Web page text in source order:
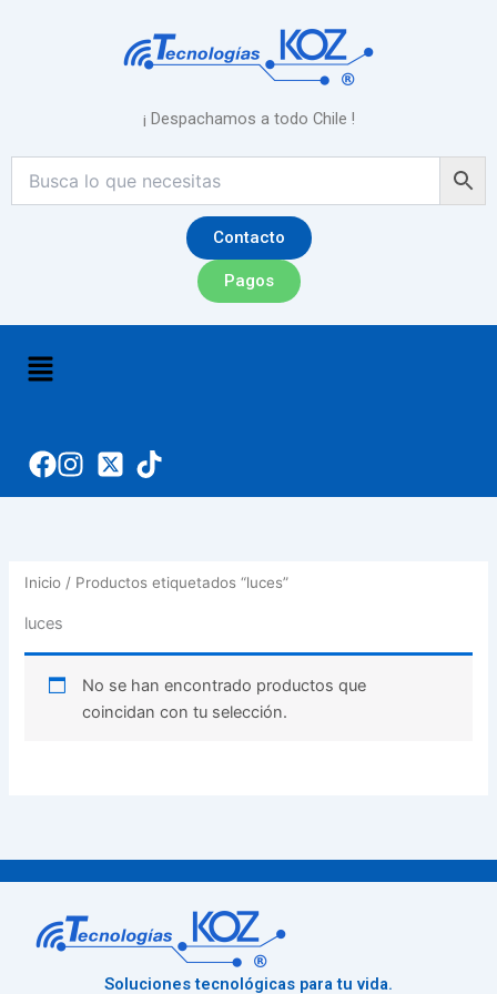
¡ Despachamos a todo Chile !
Contacto
Pagos
Menú
Inicio / Productos etiquetados “luces”
luces
No se han encontrado productos que
coincidan con tu selección.
Soluciones tecnológicas para tu vida.